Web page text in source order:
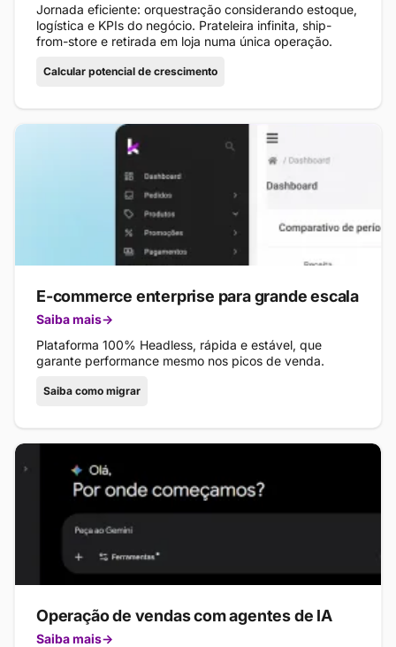
Jornada eficiente: orquestração considerando estoque,
logística e KPIs do negócio. Prateleira infinita, ship-
from-store e retirada em loja numa única operação.
Calcular potencial de crescimento
E-commerce enterprise para grande escala
Saiba mais
Plataforma 100% Headless, rápida e estável, que
garante performance mesmo nos picos de venda.
Saiba como migrar
Operação de vendas com agentes de IA
Saiba mais